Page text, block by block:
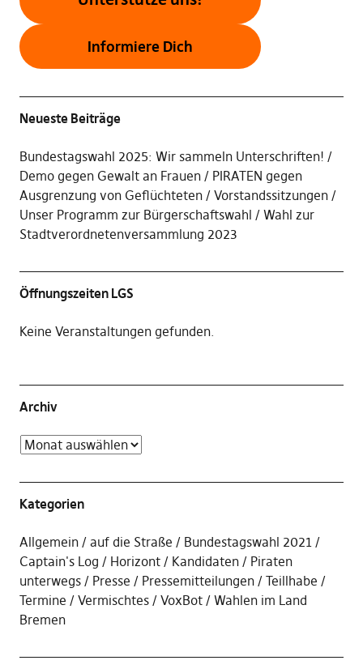
Informiere Dich
Neueste Beiträge
Bundestagswahl 2025: Wir sammeln Unterschriften!
Demo gegen Gewalt an Frauen
PIRATEN gegen
Ausgrenzung von Geflüchteten
Vorstandssitzungen
Unser Programm zur Bürgerschaftswahl / Wahl zur
Stadtverordnetenversammlung 2023
Öffnungszeiten LGS
Keine Veranstaltungen gefunden.
Archiv
Kategorien
Allgemein auf die Straße
Bundestagswahl 2021
Captain's Log
Horizont Kandidaten
Piraten
unterwegs
Presse Pressemitteilungen
Teillhabe
Termine
Vermischtes VoxBot
Wahlen im Land
Bremen